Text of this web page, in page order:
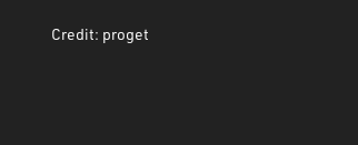
Credit: proget